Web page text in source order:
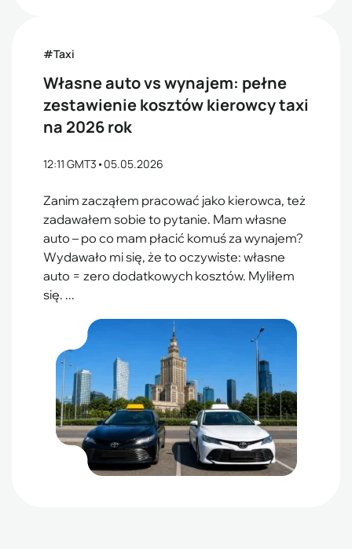
#Taxi
Własne auto vs wynajem: pełne
zestawienie kosztów kierowcy taxi
na 2026 rok
12:11 GMT3 •05.05.2026
Zanim zacząłem pracować jako kierowca, też
zadawałem sobie to pytanie. Mam własne
auto – po co mam płacić komuś za wynajem?
Wydawało mi się, że to oczywiste: własne
auto = zero dodatkowych kosztów. Myliłem
się. ...